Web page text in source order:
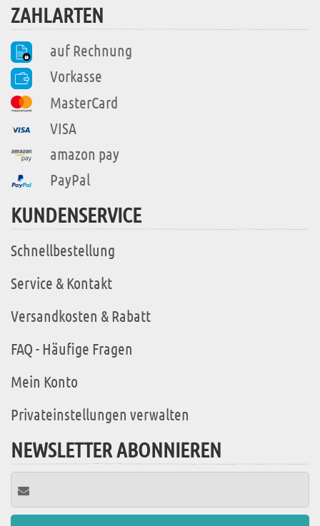
ZAHLARTEN
auf Rechnung
Vorkasse
MasterCard
VISA
amazon pay
PayPal
KUNDENSERVICE
Schnellbestellung
Service & Kontakt
Versandkosten & Rabatt
FAQ - Häufige Fragen
Mein Konto
Privateinstellungen verwalten
NEWSLETTER ABONNIEREN